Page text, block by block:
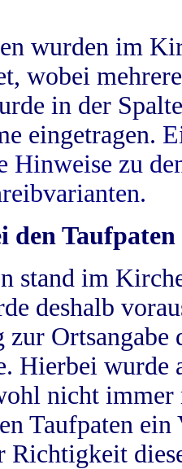
wurden im
wobei
in der
eingetragen.
Hinweise zu
den Taufpaten
stand im
deshalb
zur
Hierbei wurde
nicht
Taufpaten
Richtigkeit